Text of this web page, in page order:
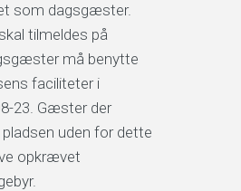
som dagsgæster.
tilmeldes på
må benytte
faciliteter i
23. Gæster der
uden for dette
opkrævet